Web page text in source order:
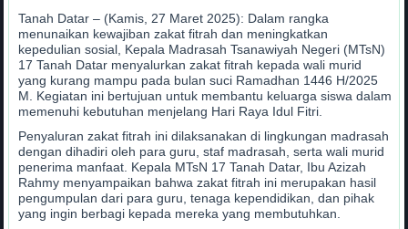
Tanah Datar – (Kamis, 27 Maret 2025): Dalam rangka
menunaikan kewajiban zakat fitrah dan meningkatkan
kepedulian sosial, Kepala Madrasah Tsanawiyah Negeri (MTsN)
17 Tanah Datar menyalurkan zakat fitrah kepada wali murid
yang kurang mampu pada bulan suci Ramadhan 1446 H/2025
M. Kegiatan ini bertujuan untuk membantu keluarga siswa dalam
memenuhi kebutuhan menjelang Hari Raya Idul Fitri.
Penyaluran zakat fitrah ini dilaksanakan di lingkungan madrasah
dengan dihadiri oleh para guru, staf madrasah, serta wali murid
penerima manfaat. Kepala MTsN 17 Tanah Datar, Ibu Azizah
Rahmy menyampaikan bahwa zakat fitrah ini merupakan hasil
pengumpulan dari para guru, tenaga kependidikan, dan pihak
yang ingin berbagi kepada mereka yang membutuhkan.